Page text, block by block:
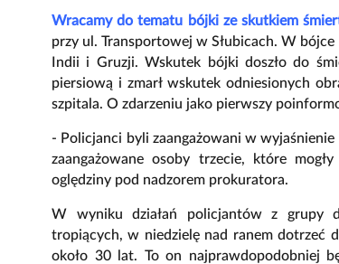
Wracamy do tematu bójki ze skutkiem
przy ul. Transportowej w Słubicach. W
Indii i Gruzji. Wskutek bójki doszło do
piersiową i zmarł wskutek odniesionych
szpitala. O zdarzeniu jako pierwszy
- Policjanci byli zaangażowani w
zaangażowane osoby trzecie, które
oględziny pod nadzorem prokuratora.
W wyniku działań policjantów z grupy
tropiących, w niedzielę nad ranem dotrzeć
około 30 lat. To on najprawdopodobniej